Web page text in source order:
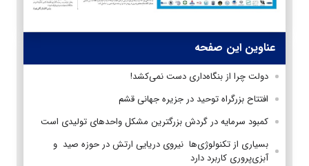
عناوین این صفحه
دولت چرا از بنگاه‌‌داری دست نمی‌کشد!
افتتاح بزرگراه توحید در جزیره جهانی قشم
کمبود سرمایه در گردش بزرگترین مشکل واحدهای تولیدی است
بسیاری از تکنولوژی‌ها نیروی دریایی ارتش در حوزه صید و
آبزی‌پروری کاربرد دارد